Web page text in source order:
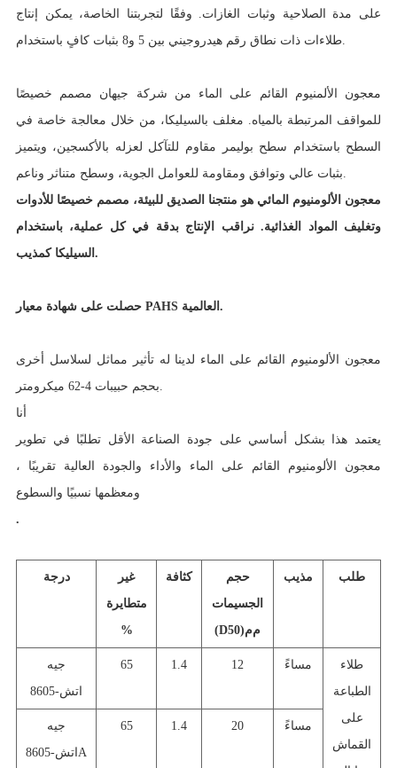
على مدة الصلاحية وثبات الغازات. وفقًا لتجربتنا الخاصة، يمكن إنتاج
طلاءات ذات نطاق رقم هيدروجيني بين 5 و8 بثبات كافٍ باستخدام.
معجون الألمنيوم القائم على الماء من شركة جيهان مصمم خصيصًا
للمواقف المرتبطة بالمياه. مغلف بالسيليكا، من خلال معالجة خاصة في
السطح باستخدام سطح بوليمر مقاوم للتآكل لعزله بالأكسجين، ويتميز
بثبات عالي وتوافق ومقاومة للعوامل الجوية، وسطح متناثر وناعم.
معجون الألومنيوم المائي هو منتجنا الصديق للبيئة، مصمم خصيصًا للأدوات
وتغليف المواد الغذائية. نراقب الإنتاج بدقة في كل عملية، باستخدام
السيليكا كمذيب.
حصلت على شهادة معيار PAHS العالمية.
معجون الألومنيوم القائم على الماء لدينا له تأثير مماثل لسلاسل أخرى
بحجم حبيبات 4-62 ميكرومتر.
أنا
يعتمد هذا بشكل أساسي على جودة الصناعة الأقل تطلبًا في تطوير
معجون الألومنيوم القائم على الماء والأداء والجودة العالية تقريبًا ،
ومعظمها نسبيًا والسطوع
.
درجة
غير
متطايرة
%
كثافة
حجم
الجسيمات
(D50)مم
مذيب طلب
جيه
اتش-8605
65 1.4 12 مساءً
طلاء
الطباعة
على
القماش
جيه
اتش-8605A
65 1.4 20 مساءً